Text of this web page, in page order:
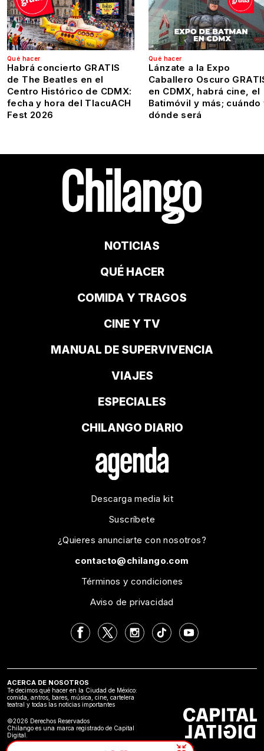
Qué hacer
Habrá concierto GRATIS
de The Beatles en el
Centro Histórico de CDMX:
fecha y hora del TlacuACH
Fest 2026
Qué hacer
Lánzate a la Expo
Caballero Oscuro
en CDMX, habrá cine, el
Batimóvil y más; cuándo
dónde será
NOTICIAS
QUÉ HACER
COMIDA Y TRAGOS
CINE Y TV
MANUAL DE SUPERVIVENCIA
VIAJES
ESPECIALES
CHILANGO DIARIO
Descarga media kit
Suscríbete
¿Quieres anunciarte con nosotros?
contacto@chilango.com
Términos y condiciones
Aviso de privacidad
ACERCA DE NOSOTROS
Te decimos qué hacer en la Ciudad de México:
comida, antros, bares, música, cine, cartelera
teatral y todas las noticias importantes
©2026 Derechos Reservados
Chilango es una marca registrado de Capital
Digital.